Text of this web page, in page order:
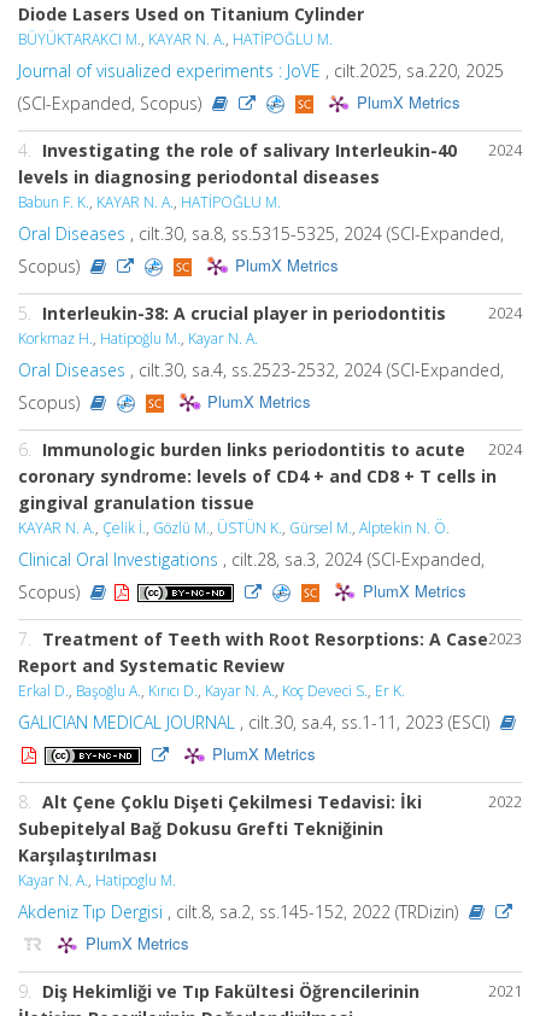
Diode Lasers Used on Titanium Cylinder
BÜYÜKTARAKCI M., KAYAR N. A., HATİPOĞLU M.
Journal of visualized experiments : JoVE , cilt.2025, sa.220, 2025
(SCI-Expanded, Scopus)
PlumX Metrics
2024
4. Investigating the role of salivary Interleukin-40
levels in diagnosing periodontal diseases
Babun F. K., KAYAR N. A., HATİPOĞLU M.
Oral Diseases , cilt.30, sa.8, ss.5315-5325, 2024 (SCI-Expanded,
Scopus)
PlumX Metrics
2024
5. Interleukin-38: A crucial player in periodontitis
Korkmaz H., Hatipoğlu M., Kayar N. A.
Oral Diseases , cilt.30, sa.4, ss.2523-2532, 2024 (SCI-Expanded,
Scopus)
PlumX Metrics
2024
6. Immunologic burden links periodontitis to acute
coronary syndrome: levels of CD4 + and CD8 + T cells in
gingival granulation tissue
KAYAR N. A., Çelik İ., Gözlü M., ÜSTÜN K., Gürsel M., Alptekin N. Ö.
Clinical Oral Investigations , cilt.28, sa.3, 2024 (SCI-Expanded,
Scopus)
PlumX Metrics
2023
7. Treatment of Teeth with Root Resorptions: A Case
Report and Systematic Review
Erkal D., Başoğlu A., Kırıcı D., Kayar N. A., Koç Deveci S., Er K.
GALICIAN MEDICAL JOURNAL , cilt.30, sa.4, ss.1-11, 2023 (ESCI)
PlumX Metrics
2022
8. Alt Çene Çoklu Dişeti Çekilmesi Tedavisi: İki
Subepitelyal Bağ Dokusu Grefti Tekniğinin
Karşılaştırılması
Kayar N. A., Hatipoglu M.
Akdeniz Tıp Dergisi , cilt.8, sa.2, ss.145-152, 2022 (TRDizin)
PlumX Metrics
2021
9. Diş Hekimliği ve Tıp Fakültesi Öğrencilerinin